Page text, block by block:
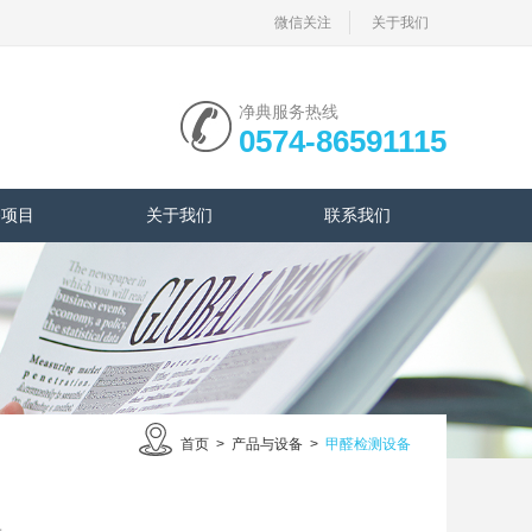
微信关注 关于我们
净典服务热线
0574-86591115
目 关于我们 联系我们
首页 > 产品与设备 > 甲醛检测设备